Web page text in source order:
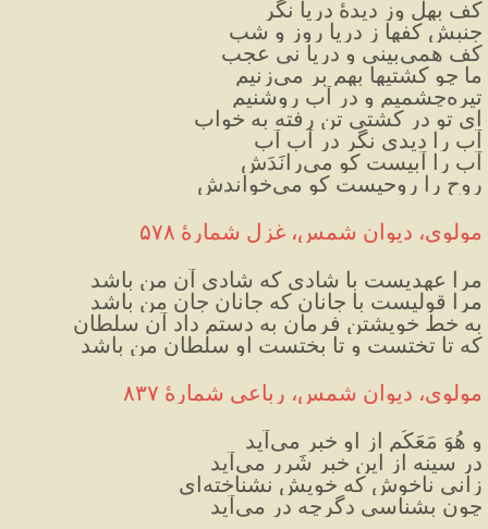
کف بِهِل وز دیدهٔ دریا نگر
جنبش کفها ز دریا روز و شب
کف همی‌بینی و دریا نی عجب
ما چو کشتیها بهم بر می‌زنیم
تیره‌چشمیم و در آب روشنیم
ای تو در کشتی تن رفته به خواب
آب را دیدی نگر در آبِ آب
آب را آبیست کو می‌رانَدَش
روح را روحیست کو می‌خواندش
مولوی، دیوان شمس، غزل شمارهٔ ۵۷۸
مرا عهدیست با شادی که شادی آن من باشد
مرا قولیست با جانان که جانان جان من باشد
به خط خویشتن فرمان به دستم داد آن سلطان
که تا تختست و تا بختست او سلطان من باشد
مولوی، دیوان شمس، رباعی شمارهٔ ۸۳۷
و هُوَ مَعَکُم از او خبر می‌آید
در سینه از این خبر شَرر می‌آید
زانی ناخوش که خویش نشناخته‌ای
چون بشناسی دگرچه در می‌آید